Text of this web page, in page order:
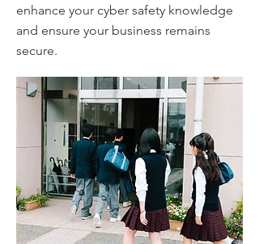
enhance your cyber safety knowledge
and ensure your business remains
secure.